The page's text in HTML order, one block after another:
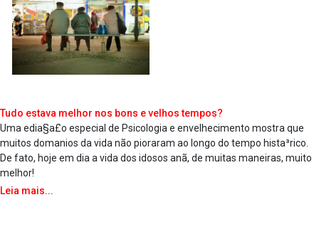
Tudo estava melhor nos bons e velhos tempos?
Uma edia§a£o especial de Psicologia e envelhecimento mostra que
muitos doma­nios da vida não pioraram ao longo do tempo hista³rico.
De fato, hoje em dia a vida dos idosos anã, de muitas maneiras, muito
melhor!
Leia mais...